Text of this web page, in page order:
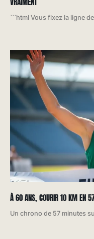
```html Vous fixez la ligne
À 60 ANS, COURIR 10 KM EN
Un chrono de 57 minutes